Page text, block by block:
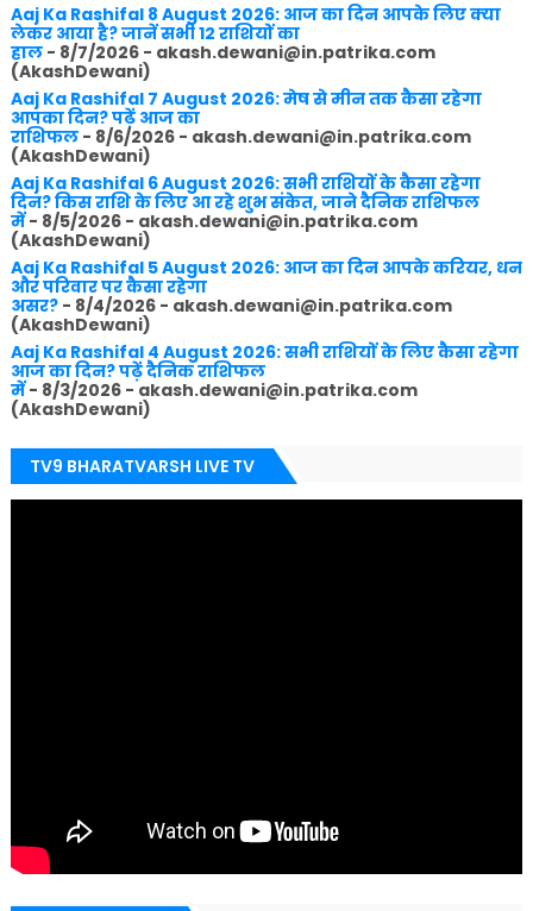
Aaj Ka Rashifal 8 August 2026: आज का दिन आपके लिए क्या
लेकर आया है? जानें सभी 12 राशियों का
हाल- 8/7/2026- akash.dewani@in.patrika.com
(AkashDewani)
Aaj Ka Rashifal 7 August 2026: मेष से मीन तक कैसा रहेगा
आपका दिन? पढ़ें आज का
राशिफल- 8/6/2026- akash.dewani@in.patrika.com
(AkashDewani)
Aaj Ka Rashifal 6 August 2026: सभी राशियों के कैसा रहेगा
दिन? किस राशि के लिए आ रहे शुभ संकेत, जाने दैनिक राशिफल
में- 8/5/2026- akash.dewani@in.patrika.com
(AkashDewani)
Aaj Ka Rashifal 5 August 2026: आज का दिन आपके करियर, धन
और परिवार पर कैसा रहेगा
असर?- 8/4/2026- akash.dewani@in.patrika.com
(AkashDewani)
Aaj Ka Rashifal 4 August 2026: सभी राशियों के लिए कैसा रहेगा
आज का दिन? पढ़ें दैनिक राशिफल
में- 8/3/2026- akash.dewani@in.patrika.com
(AkashDewani)
TV9 BHARATVARSH LIVE TV